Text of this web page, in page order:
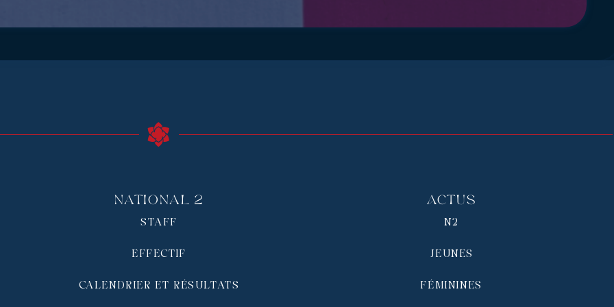
National 2
STAFF
EFFECTIF
CALENDRIER ET RÉSULTATS
Actus
N2
JEUNES
FÉMININES